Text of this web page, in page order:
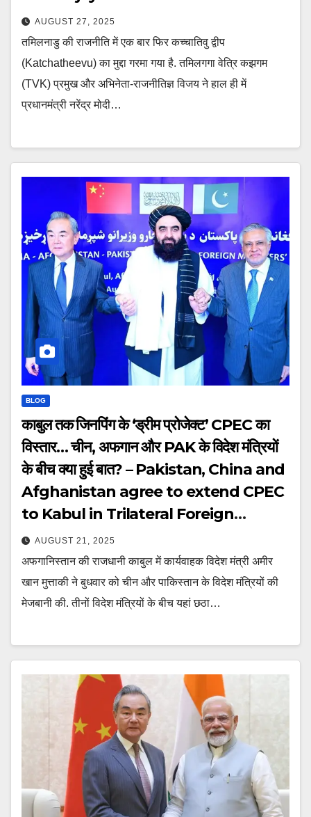
AUGUST 27, 2025
तमिलनाडु की राजनीति में एक बार फिर कच्चातिवु द्वीप
(Katchatheevu) का मुद्दा गरमा गया है. तमिलगगा वेत्रि कझगम
(TVK) प्रमुख और अभिनेता-राजनीतिज्ञ विजय ने हाल ही में
प्रधानमंत्री नरेंद्र मोदी…
BLOG
काबुल तक जिनपिंग के ‘ड्रीम प्रोजेक्ट’ CPEC का
विस्तार… चीन, अफगान और PAK के विदेश मंत्रियों
के बीच क्या हुई बात? – Pakistan, China and
Afghanistan agree to extend CPEC
to Kabul in Trilateral Foreign
Ministers Dialogue ntcpan
AUGUST 21, 2025
अफगानिस्तान की राजधानी काबुल में कार्यवाहक विदेश मंत्री अमीर
खान मुत्ताकी ने बुधवार को चीन और पाकिस्तान के विदेश मंत्रियों की
मेजबानी की. तीनों विदेश मंत्रियों के बीच यहां छठा…